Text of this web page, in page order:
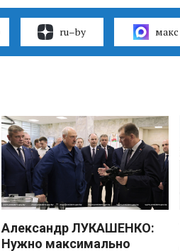
ru–by макс
Александр ЛУКАШЕНКО:
Нужно максимально